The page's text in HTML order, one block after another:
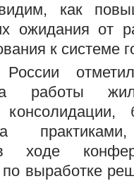
как
ожидания от
к системе
работы
ходе
по выработке